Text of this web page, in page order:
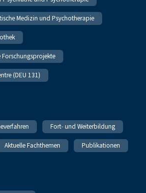
Medizin und Psychotherapie
(DEU 131)
Fort- und Weiterbildung
Aktuelle Fachthemen Publikationen